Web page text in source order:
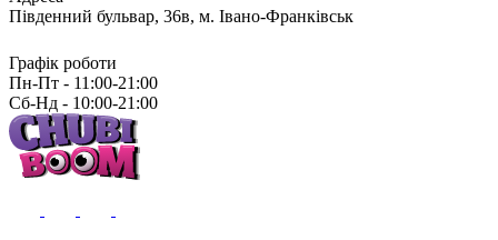
Південний бульвар, 36в, м. Івано-Франківськ
Графік роботи
Пн-Пт - 11:00-21:00
Сб-Нд - 10:00-21:00